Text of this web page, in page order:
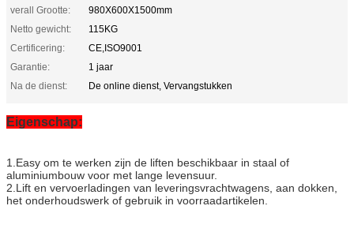
verall Grootte:
980X600X1500mm
Netto gewicht:
115KG
Certificering:
CE,ISO9001
Garantie:
1 jaar
Na de dienst:
De online dienst, Vervangstukken
Eigenschap:
1.Easy om te werken zijn de liften beschikbaar in staal of
aluminiumbouw voor met lange levensuur.
2.Lift en vervoerladingen van leveringsvrachtwagens, aan dokken,
het onderhoudswerk of gebruik in voorraadartikelen.